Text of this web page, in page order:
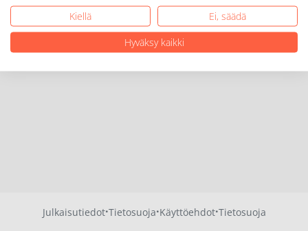
Julkaisutiedot·Tietosuoja·Käyttöehdot·Tietosuoja
Kiellä
Ei, säädä
Hyväksy kaikki